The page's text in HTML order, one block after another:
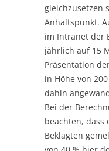
gleichzusetzen
Anhaltspunkt.
im Intranet der
jährlich auf 15
Präsentation
in Höhe von
dahin
Bei der
beachten, dass
Beklagten